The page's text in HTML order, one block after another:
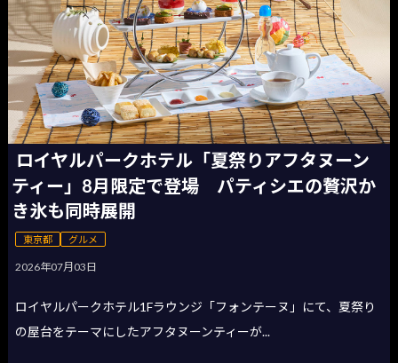
ロイヤルパークホテル「夏祭りアフタヌーン
ティー」8月限定で登場 パティシエの贅沢か
き氷も同時展開
東京都 グルメ
2026年07月03日
ロイヤルパークホテル1Fラウンジ「フォンテーヌ」にて、夏祭り
の屋台をテーマにしたアフタヌーンティーが...